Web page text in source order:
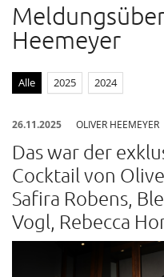
Anelia Peschev
Artner Gasthaus auf der Wieden
Atil Kutoglu
Bulgari
Claus Tyler
comma
Eduard Angeli
Falstaff Living
Heemeyer
Alle 2025 2024
26.11.2025 OLIVER HEEMEYER
Das war der
Cocktail von
Safira Robens,
Vogl, Rebecca